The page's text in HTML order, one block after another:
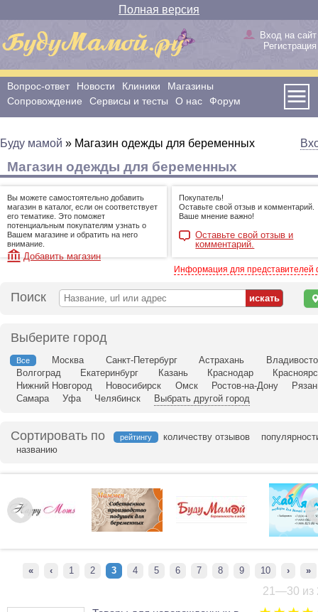
Полная версия
Вход на сайт
Регистрация
Вопрос-ответ Новости Клиники
Магазины
Сопровождение
Сервисы и тесты О нас Форум
Буду мамой » Магазин одежды для беременных
Магазин одежды для беременных
Вы можете самостоятельно добавить
магазин в каталог, если он соответствует
его тематике. Это поможет
потенциальным покупателям узнать о
Вашем магазине и обратить на него
внимание.
Добавить магазин
Покупатель!
Оставьте свой отзыв и комментарий.
Ваше мнение важно!
Оставьте свой отзыв и
комментарий.
Информация для представителей
Поиск
Выберите город
Все Москва Санкт-Петербург Астрахань
Волгоград
Екатеринбург Казань Краснодар
Нижний Новгород
Новосибирск Омск Ростов-на-Дону
Самара
Уфа Челябинск Выбрать другой город
Сортировать по рейтингу количеству отзывов
названию
« ‹ 1 2 3 4 5 6 7 8 9 10 › »
21—30 из